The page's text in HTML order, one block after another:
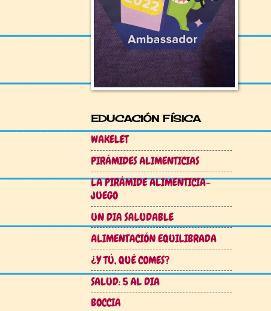
EDUCACIÓN FÍSICA
WAKELET
PIRÁMIDES ALIMENTICIAS
LA PIRÁMIDE ALIMENTICIA-
JUEGO
UN DIA SALUDABLE
ALIMENTACIÓN EQUILIBRADA
¿Y TÚ, QUÉ COMES?
SALUD: 5 AL DIA
BOCCIA